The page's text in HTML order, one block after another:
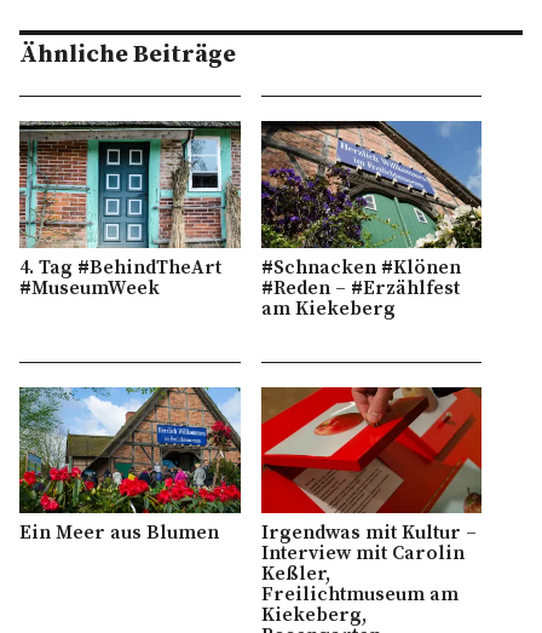
Ähnliche Beiträge
4. Tag #BehindTheArt
#MuseumWeek
#Schnacken #Klönen
#Reden – #Erzählfest
am Kiekeberg
Ein Meer aus Blumen
Irgendwas mit Kultur –
Interview mit Carolin
Keßler,
Freilichtmuseum am
Kiekeberg,